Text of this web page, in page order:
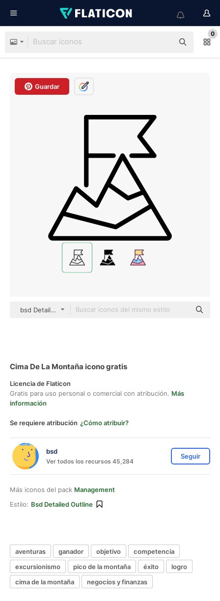
0
Guardar
bsd Detailed Outline
Cima De La Montaña icono gratis
Licencia de Flaticon
Gratis para uso personal o comercial con atribución. Más
información
Se requiere atribución ¿Cómo atribuir?
bsd
Ver todos los recursos 45,284
Seguir
Más iconos del pack Management
Estilo: Bsd Detailed Outline
aventuras ganador objetivo
competencia
excursionismo
pico de la montaña éxito
logro
cima de la montaña
negocios y finanzas